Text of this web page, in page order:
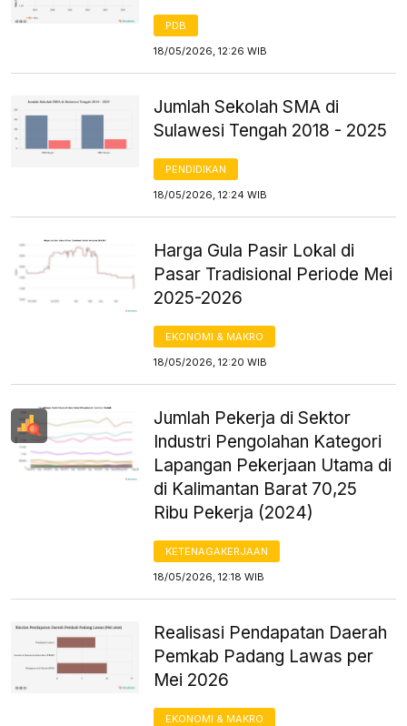
PDB
18/05/2026, 12:26 WIB
Jumlah Sekolah SMA di
Sulawesi Tengah 2018 - 2025
PENDIDIKAN
18/05/2026, 12:24 WIB
Harga Gula Pasir Lokal di
Pasar Tradisional Periode Mei
2025-2026
EKONOMI & MAKRO
18/05/2026, 12:20 WIB
Jumlah Pekerja di Sektor
Industri Pengolahan Kategori
Lapangan Pekerjaan Utama di
di Kalimantan Barat 70,25
Ribu Pekerja (2024)
KETENAGAKERJAAN
18/05/2026, 12:18 WIB
Realisasi Pendapatan Daerah
Pemkab Padang Lawas per
Mei 2026
EKONOMI & MAKRO